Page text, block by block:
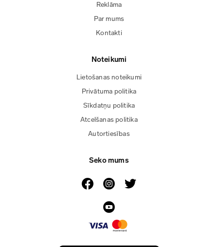
Reklāma
Par mums
Kontakti
Noteikumi
Lietošanas noteikumi
Privātuma politika
Sīkdatņu politika
Atcelšanas politika
Autortiesības
Seko mums